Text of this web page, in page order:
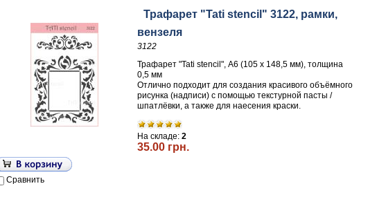
Трафарет "Tati stencil" 3122, рамки,
вензеля
3122
Трафарет "Tati stencil", А6 (105 х 148,5 мм), толщина
0,5 мм
Отлично подходит для создания красивого объёмного
рисунка (надписи) с помощью текстурной пасты /
шпатлёвки, а также для наесения краски.
На складе: 2
35.00 грн.
Сравнить